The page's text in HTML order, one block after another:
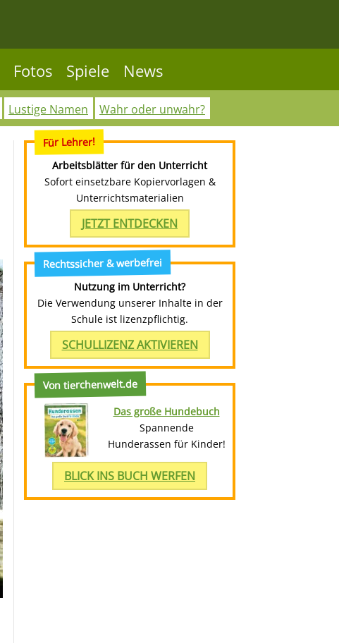
Fotos Spiele News
Lustige Namen Wahr oder unwahr?
Für Lehrer!
Arbeitsblätter für den Unterricht
Sofort einsetzbare Kopiervorlagen &
Unterrichtsmaterialien
JETZT ENTDECKEN
Rechtssicher & werbefrei
Nutzung im Unterricht?
Die Verwendung unserer Inhalte in der
Schule ist lizenzpflichtig.
SCHULLIZENZ AKTIVIEREN
Von tierchenwelt.de
Das große Hundebuch
Spannende
Hunderassen für Kinder!
BLICK INS BUCH WERFEN